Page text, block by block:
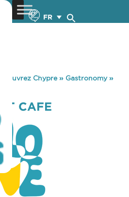
FR
Chypre» Gastronomy»
CAFE